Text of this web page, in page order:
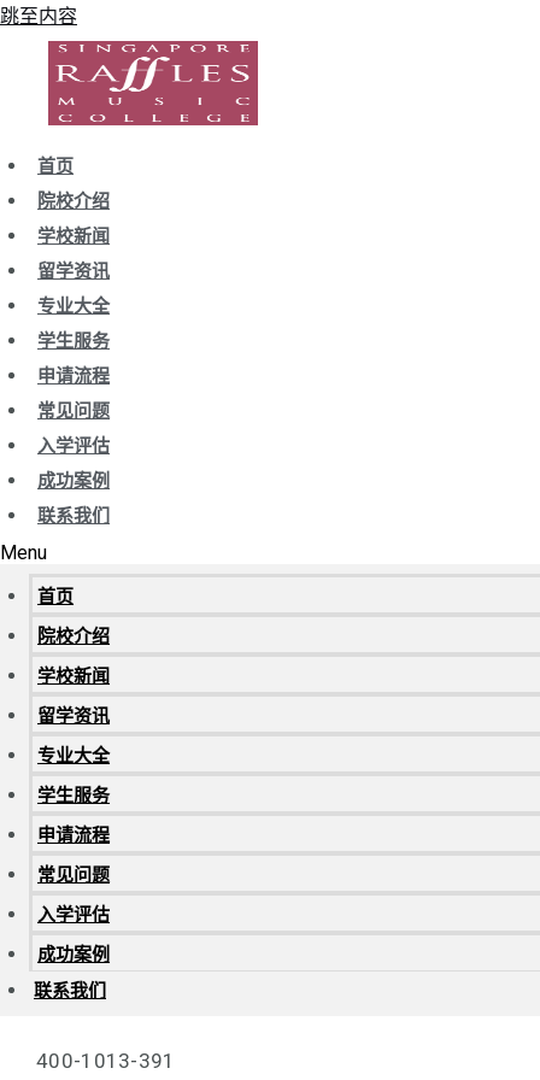
跳至内容
首页
院校介绍
学校新闻
留学资讯
专业大全
学生服务
申请流程
常见问题
入学评估
成功案例
联系我们
Menu
首页
院校介绍
学校新闻
留学资讯
专业大全
学生服务
申请流程
常见问题
入学评估
成功案例
联系我们
400-1013-391